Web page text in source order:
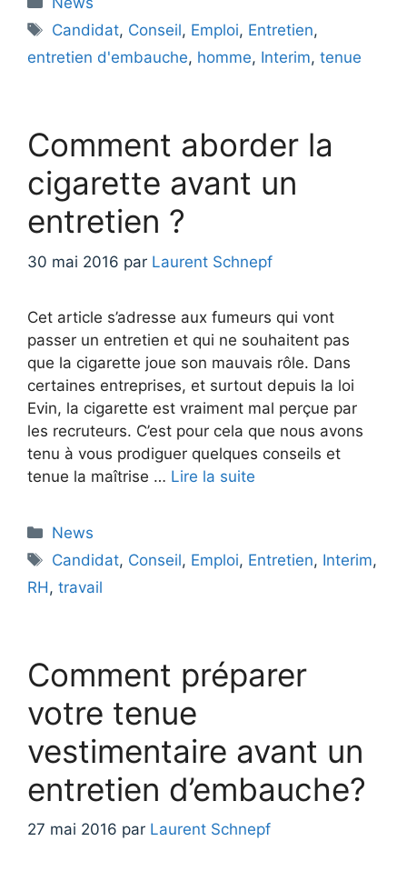
Étiquettes
Candidat, Conseil, Emploi, Entretien,
entretien d'embauche, homme, Interim, tenue
Comment aborder la
cigarette avant un
entretien ?
30 mai 2016 par Laurent Schnepf
Cet article s’adresse aux fumeurs qui vont
passer un entretien et qui ne souhaitent pas
que la cigarette joue son mauvais rôle. Dans
certaines entreprises, et surtout depuis la loi
Evin, la cigarette est vraiment mal perçue par
les recruteurs. C’est pour cela que nous avons
tenu à vous prodiguer quelques conseils et
tenue la maîtrise … Lire la suite
Catégories
News
Étiquettes
Candidat, Conseil, Emploi, Entretien, Interim,
RH, travail
Comment préparer
votre tenue
vestimentaire avant un
entretien d’embauche?
27 mai 2016 par Laurent Schnepf